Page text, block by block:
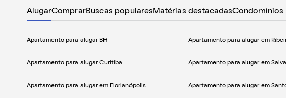
AlugarComprarBuscas populares Matérias destacadasCondomínios
Apartamento para alugar BH
Apartamento para alugar Curitiba
Apartamento para alugar em Florianópolis
Apartamento para alugar em
Apartamento para alugar em
Apartamento para alugar em